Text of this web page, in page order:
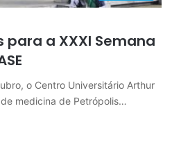
a XXXI Semana
o Centro Universitário Arthur
medicina de Petrópolis…